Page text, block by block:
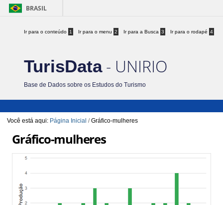
BRASIL
Ir para o conteúdo 1 Ir para o menu 2 Ir para a Busca 3 Ir para o rodapé 4
TurisData- UNIRIO
Base de Dados sobre os Estudos do Turismo
Você está aqui: Página Inicial /Gráfico-mulheres
Gráfico-mulheres